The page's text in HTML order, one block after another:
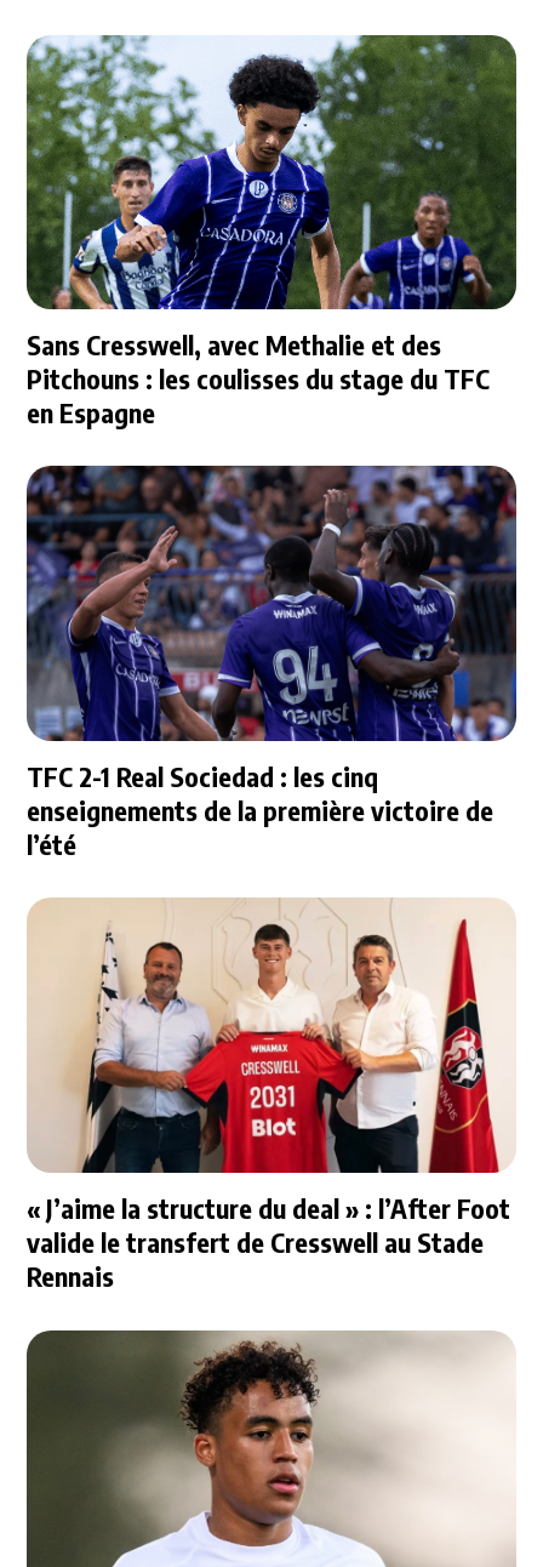
Sans Cresswell, avec Methalie et des
Pitchouns : les coulisses du stage du TFC
en Espagne
TFC 2-1 Real Sociedad : les cinq
enseignements de la première victoire de
l’été
« J’aime la structure du deal » : l’After Foot
valide le transfert de Cresswell au Stade
Rennais